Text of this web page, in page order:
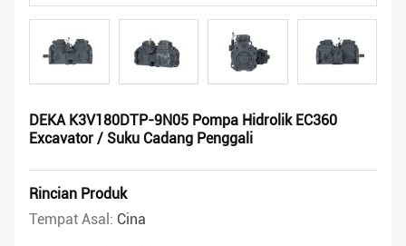
DEKA K3V180DTP-9N05 Pompa Hidrolik EC360
Excavator / Suku Cadang Penggali
Rincian Produk
Tempat Asal: Cina